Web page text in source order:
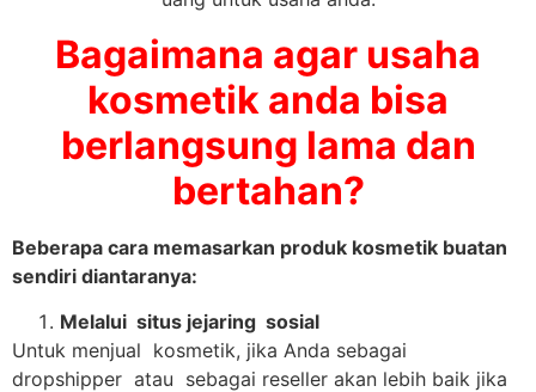
Bagaimana agar usaha
kosmetik anda bisa
berlangsung lama dan
bertahan?
Beberapa cara memasarkan produk kosmetik buatan
sendiri diantaranya:
Melalui situs jejaring sosial
Untuk menjual kosmetik, jika Anda sebagai
dropshipper atau sebagai reseller akan lebih baik jika